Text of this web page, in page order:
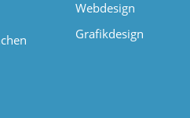
Webdesign
Grafikdesign